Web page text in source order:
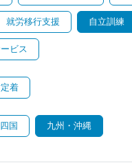
就労移行支援 自立訓練
ビス
着
四国 九州・沖縄